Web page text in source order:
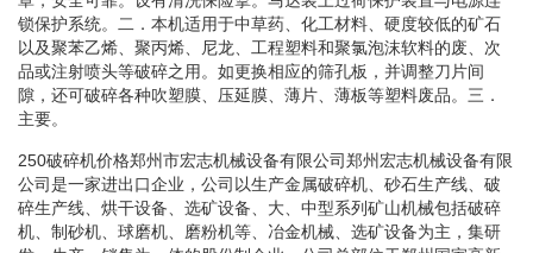
锁保护系统。二．本机适用于中草药、化工材料、硬度较低的矿石
以及聚苯乙烯、聚丙烯、尼龙、工程塑料和聚氯泡沫软料的废、次
品或注射喷头等破碎之用。如更换相应的筛孔板，并调整刀片间
隙，还可破碎各种吹塑膜、压延膜、薄片、薄板等塑料废品。三．
主要。
250破碎机价格郑州市宏志机械设备有限公司郑州宏志机械设备有限
公司是一家进出口企业，公司以生产金属破碎机、砂石生产线、破
碎生产线、烘干设备、选矿设备、大、中型系列矿山机械包括破碎
机、制砂机、球磨机、磨粉机等、冶金机械、选矿设备为主，集研